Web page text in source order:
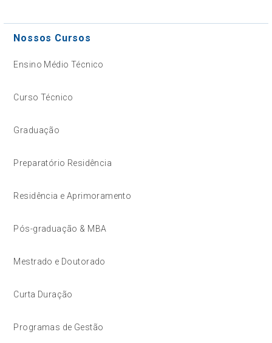
Nossos Cursos
Ensino Médio Técnico
Curso Técnico
Graduação
Preparatório Residência
Residência e Aprimoramento
Pós-graduação & MBA
Mestrado e Doutorado
Curta Duração
Programas de Gestão